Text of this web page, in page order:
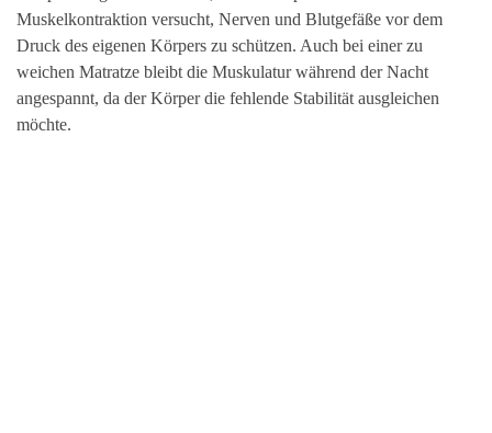
Muskelkontraktion versucht, Nerven und Blutgefäße vor dem
Druck des eigenen Körpers zu schützen. Auch bei einer zu
weichen Matratze bleibt die Muskulatur während der Nacht
angespannt, da der Körper die fehlende Stabilität ausgleichen
möchte.